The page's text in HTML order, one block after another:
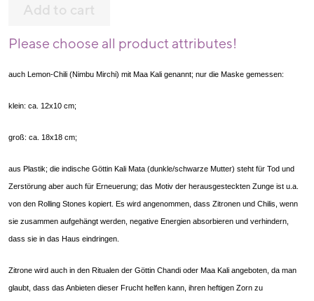
Add to cart
Please choose all product attributes!
auch Lemon-Chili (Nimbu Mirchi) mit Maa Kali genannt; nur die Maske gemessen:
klein: ca. 12x10 cm;
groß: ca. 18x18 cm;
aus Plastik; die indische Göttin Kali Mata (dunkle/schwarze Mutter) steht für Tod und
Zerstörung aber auch für Erneuerung; das Motiv der herausgesteckten Zunge ist u.a.
von den Rolling Stones kopiert. Es wird angenommen, dass Zitronen und Chilis, wenn
sie zusammen aufgehängt werden, negative Energien absorbieren und verhindern,
dass sie in das Haus eindringen.
Zitrone wird auch in den Ritualen der Göttin Chandi oder Maa Kali angeboten, da man
glaubt, dass das Anbieten dieser Frucht helfen kann, ihren heftigen Zorn zu